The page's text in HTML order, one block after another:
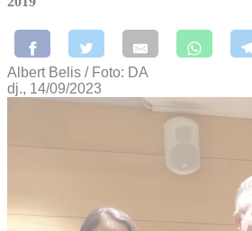
Albert Belis / Foto: DA
dj., 14/09/2023